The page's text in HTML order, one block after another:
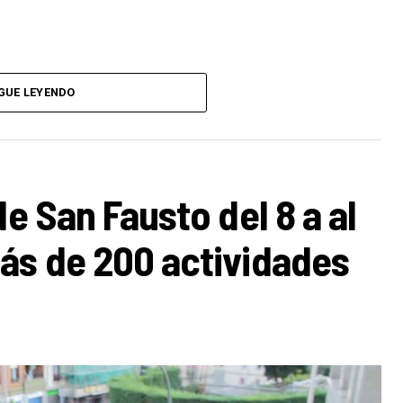
LEYENDO
San Fausto del 8 a al
de 200 actividades